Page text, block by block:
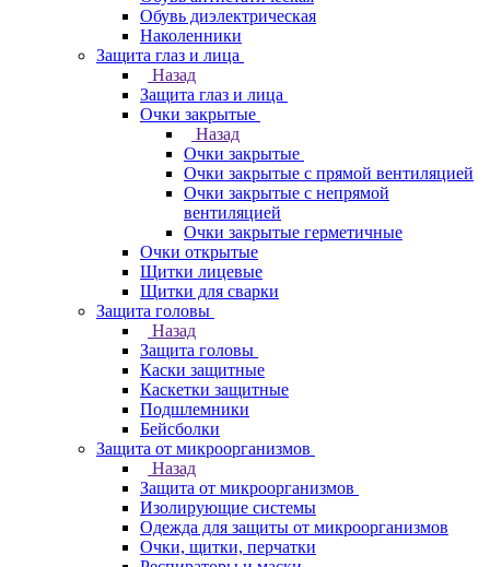
Обувь диэлектрическая
Наколенники
Защита глаз и лица
Назад
Защита глаз и лица
Очки закрытые
Назад
Очки закрытые
Очки закрытые с прямой вентиляцией
Очки закрытые с непрямой
вентиляцией
Очки закрытые герметичные
Очки открытые
Щитки лицевые
Щитки для сварки
Защита головы
Назад
Защита головы
Каски защитные
Каскетки защитные
Подшлемники
Бейсболки
Защита от микроорганизмов
Назад
Защита от микроорганизмов
Изолирующие системы
Одежда для защиты от микроорганизмов
Очки, щитки, перчатки